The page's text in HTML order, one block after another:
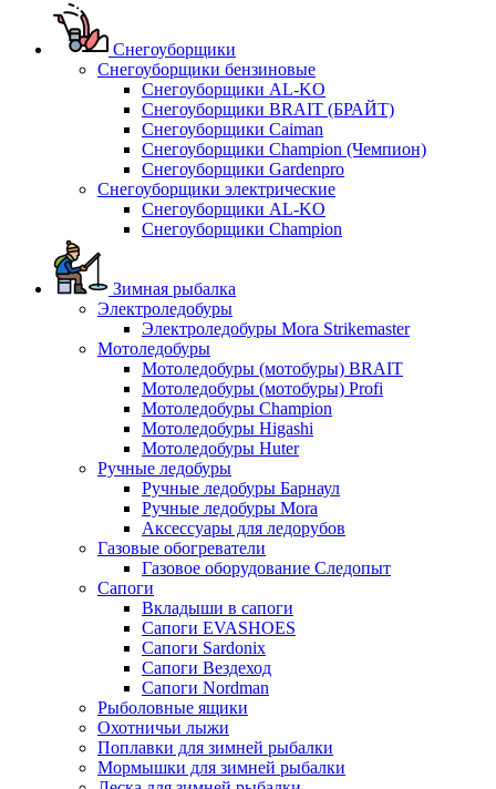
Снегоуборщики
Снегоуборщики бензиновые
Снегоуборщики AL-KO
Снегоуборщики BRAIT (БРАЙТ)
Снегоуборщики Caiman
Снегоуборщики Champion (Чемпион)
Снегоуборщики Gardenpro
Снегоуборщики электрические
Снегоуборщики AL-KO
Снегоуборщики Champion
Зимная рыбалка
Электроледобуры
Электроледобуры Mora Strikemaster
Мотоледобуры
Мотоледобуры (мотобуры) BRAIT
Мотоледобуры (мотобуры) Profi
Мотоледобуры Champion
Мотоледобуры Higashi
Мотоледобуры Huter
Ручные ледобуры
Ручные ледобуры Барнаул
Ручные ледобуры Mora
Аксессуары для ледорубов
Газовые обогреватели
Газовое оборудование Следопыт
Сапоги
Вкладыши в сапоги
Сапоги EVASHOES
Сапоги Sardonix
Сапоги Вездеход
Сапоги Nordman
Рыболовные ящики
Охотничьи лыжи
Поплавки для зимней рыбалки
Мормышки для зимней рыбалки